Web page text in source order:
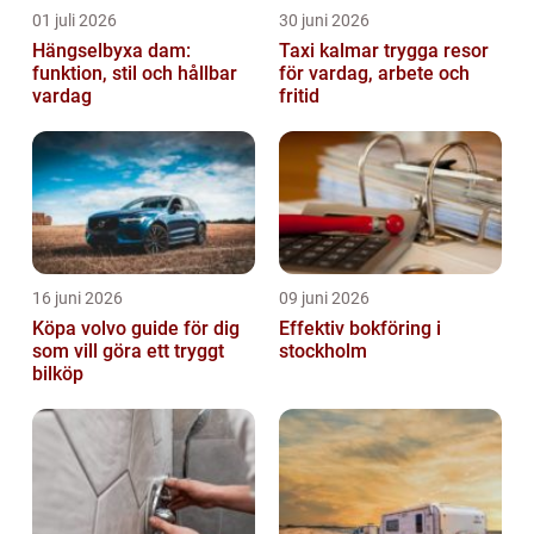
01 juli 2026
Hängselbyxa dam:
funktion, stil och hållbar
vardag
30 juni 2026
Taxi kalmar trygga resor
för vardag, arbete och
fritid
16 juni 2026
Köpa volvo guide för dig
som vill göra ett tryggt
bilköp
09 juni 2026
Effektiv bokföring i
stockholm